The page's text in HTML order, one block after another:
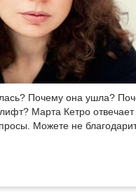
Почему она ушла?
Марта Кетро отвечает
Можете не